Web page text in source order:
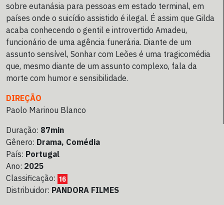
sobre eutanásia para pessoas em estado terminal, em
países onde o suicídio assistido é ilegal. É assim que Gilda
acaba conhecendo o gentil e introvertido Amadeu,
funcionário de uma agência funerária. Diante de um
assunto sensível, Sonhar com Leões é uma tragicomédia
que, mesmo diante de um assunto complexo, fala da
morte com humor e sensibilidade.
DIREÇÃO
Paolo Marinou Blanco
Duração: 87min
Gênero: Drama, Comédia
País: Portugal
Ano: 2025
Classificação:
Distribuidor: PANDORA FILMES